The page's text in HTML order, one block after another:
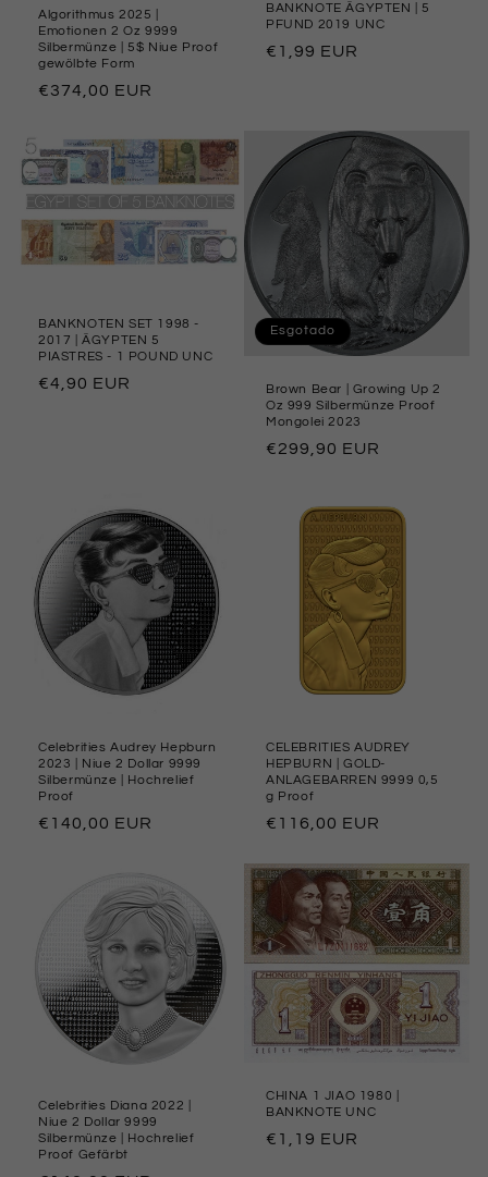
Algorithmus 2025 |
Emotionen 2 Oz 9999
Silbermünze | 5$ Niue Proof
gewölbte Form
Preço
€374,00 EUR
BANKNOTE ÄGYPTEN | 5
PFUND 2019 UNC
Preço
€1,99 EUR
BANKNOTEN SET 1998 -
2017 | ÄGYPTEN 5
PIASTRES - 1 POUND UNC
Preço
€4,90 EUR
Esgotado
Brown Bear | Growing Up 2
Oz 999 Silbermünze Proof
Mongolei 2023
Preço
€299,90 EUR
Celebrities Audrey Hepburn
2023 | Niue 2 Dollar 9999
Silbermünze | Hochrelief
Proof
Preço
€140,00 EUR
CELEBRITIES AUDREY
HEPBURN | GOLD-
ANLAGEBARREN 9999 0,5
g Proof
Preço
€116,00 EUR
Celebrities Diana 2022 |
Niue 2 Dollar 9999
Silbermünze | Hochrelief
Proof Gefärbt
CHINA 1 JIAO 1980 |
BANKNOTE UNC
Preço
€1,19 EUR